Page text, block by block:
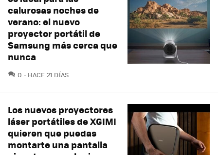
calurosas noches de
verano: el nuevo
proyector portátil de
Samsung más cerca que
nunca
0 COMENTARIOS
HACE 21 DÍAS
Los nuevos proyectores
láser portátiles de XGIMI
quieren que puedas
montarte una pantalla